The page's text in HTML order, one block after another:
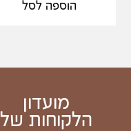
הוספה לסל
מועדון
הלקוחות של